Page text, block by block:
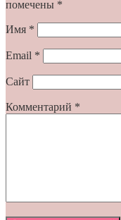
помечены *
Имя *
Email *
Сайт
Комментарий *